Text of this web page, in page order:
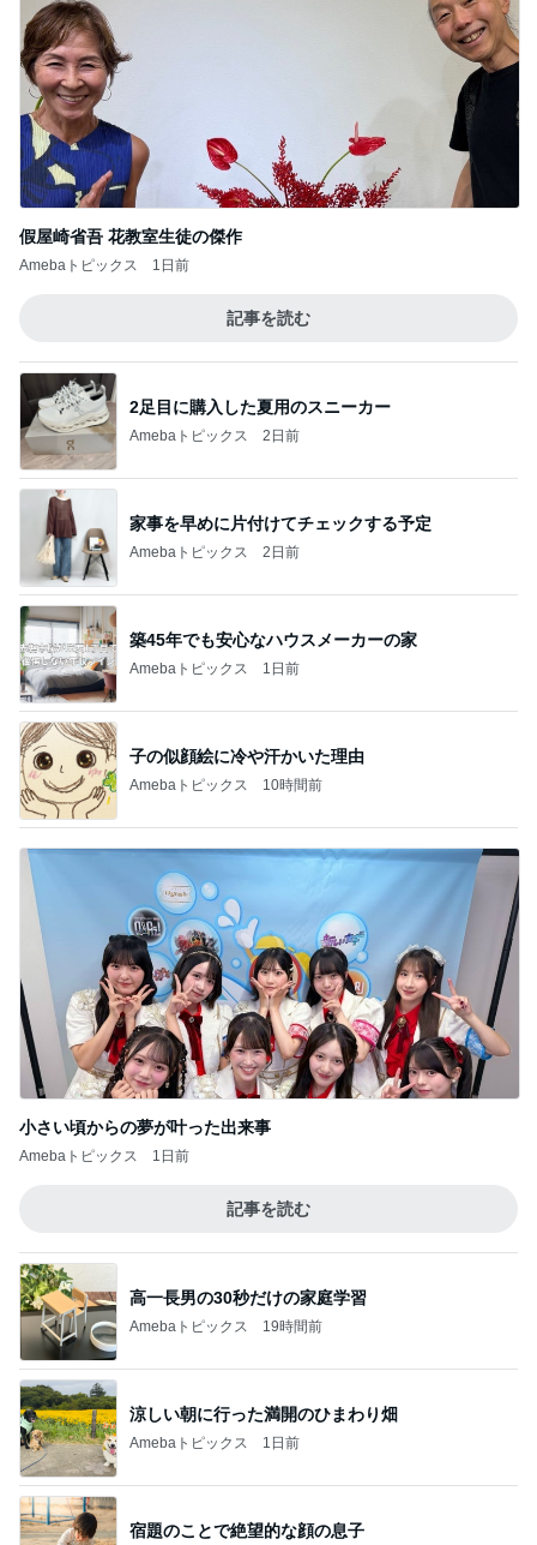
假屋崎省吾 花教室生徒の傑作
Amebaトピックス 1日前
記事を読む
2足目に購入した夏用のスニーカー
Amebaトピックス 2日前
家事を早めに片付けてチェックする予定
Amebaトピックス 2日前
築45年でも安心なハウスメーカーの家
Amebaトピックス 1日前
子の似顔絵に冷や汗かいた理由
Amebaトピックス 10時間前
小さい頃からの夢が叶った出来事
Amebaトピックス 1日前
記事を読む
高一長男の30秒だけの家庭学習
Amebaトピックス 19時間前
涼しい朝に行った満開のひまわり畑
Amebaトピックス 1日前
宿題のことで絶望的な顔の息子